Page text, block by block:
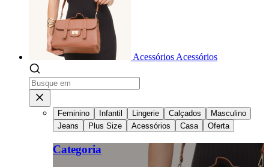
Acessórios Acessórios
Feminino Infantil Lingerie Calçados
Masculino
Jeans
Plus Size Acessórios Casa Oferta
Categoria